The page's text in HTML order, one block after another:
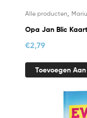
Alle producten,
Opa Jan Blic
€2,79
Toevoegen